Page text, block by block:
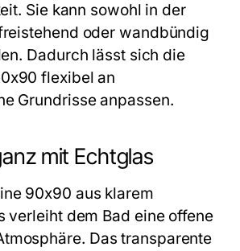
Sie kann sowohl in der
oder wandbündig
Dadurch lässt sich die
flexibel an
Grundrisse anpassen.
mit Echtglas
90x90 aus klarem
verleiht dem Bad eine offene
Das transparente